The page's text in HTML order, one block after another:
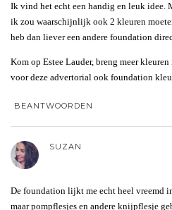
Ik vind het echt een handig en leuk idee.
ik zou waarschijnlijk ook 2 kleuren
heb dan liever een andere foundation
Kom op Estee Lauder, breng meer
voor deze advertorial ook foundation
BEANTWOORDEN
SUZAN
De foundation lijkt me echt heel vreemd
maar pompflesjes en andere knijpflesje